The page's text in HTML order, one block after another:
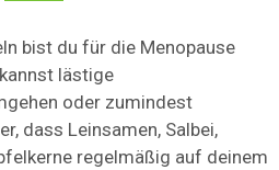
bist du für die Menopause
lästige
oder zumindest
dass Leinsamen, Salbei,
regelmäßig auf deinem